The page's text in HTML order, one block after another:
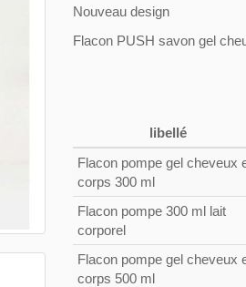
Nouveau design
Flacon PUSH savon gel
libellé
Flacon pompe gel cheveux
corps 300 ml
Flacon pompe 300 ml lait
corporel
Flacon pompe gel cheveux
corps 500 ml